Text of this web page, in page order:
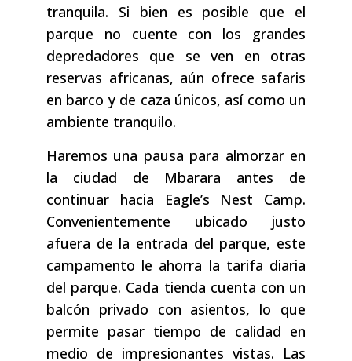
tranquila. Si bien es posible que el
parque no cuente con los grandes
depredadores que se ven en otras
reservas africanas, aún ofrece safaris
en barco y de caza únicos, así como un
ambiente tranquilo.
Haremos una pausa para almorzar en
la ciudad de Mbarara antes de
continuar hacia Eagle’s Nest Camp.
Convenientemente ubicado justo
afuera de la entrada del parque, este
campamento le ahorra la tarifa diaria
del parque. Cada tienda cuenta con un
balcón privado con asientos, lo que
permite pasar tiempo de calidad en
medio de impresionantes vistas. Las